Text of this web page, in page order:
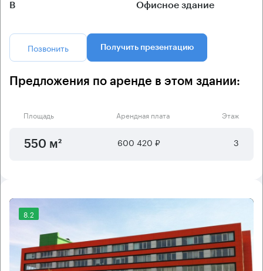
B Офисное здание
Позвонить Получить презентацию
Предложения по аренде в этом здании:
Площадь Арендная плата Этаж
550 м² 600 420 ₽ 3
8.2